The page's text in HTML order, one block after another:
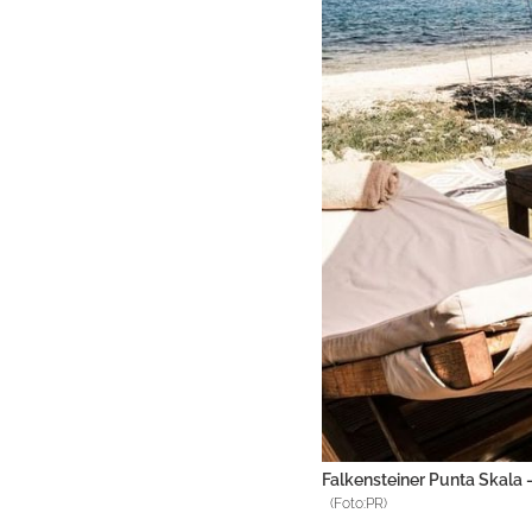
Falkensteiner Punta Skala
(Foto:PR)